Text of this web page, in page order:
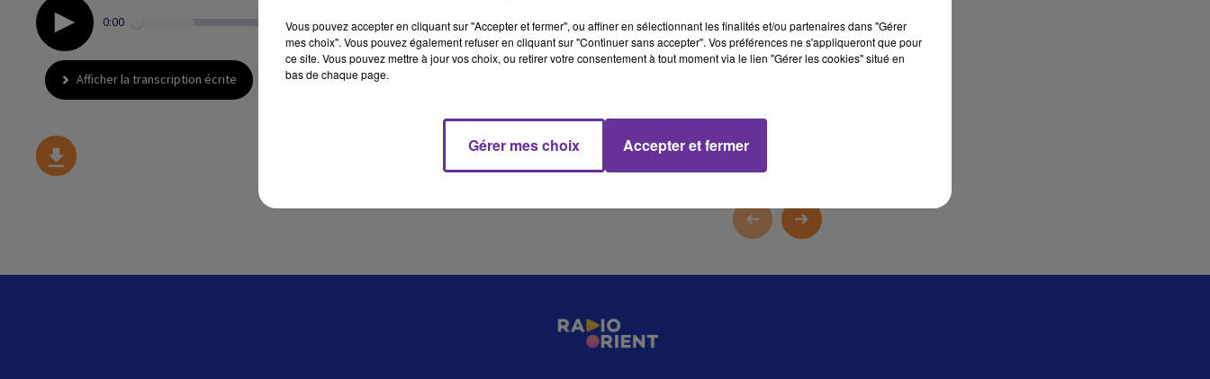
0:00 3 min 59 sec
Afficher la transcription écrite
Vous pouvez accepter en cliquant sur "Accepter et fermer", ou affiner en sélectionnant les finalités et/ou partenaires dans "Gérer
mes choix". Vous pouvez également refuser en cliquant sur "Continuer sans accepter". Vos préférences ne s'appliqueront que pour
ce site. Vous pouvez mettre à jour vos choix, ou retirer votre consentement à tout moment via le lien "Gérer les cookies" situé en
bas de chaque page.
Gérer mes choix Accepter et fermer